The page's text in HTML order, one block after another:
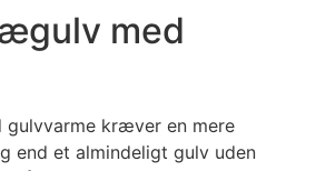
med
kræver en mere
end et almindeligt gulv uden